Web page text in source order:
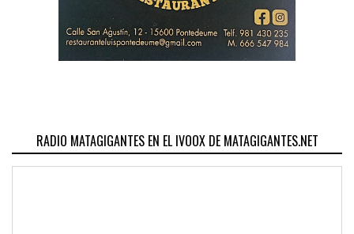
RADIO MATAGIGANTES EN EL IVOOX DE MATAGIGANTES.NET